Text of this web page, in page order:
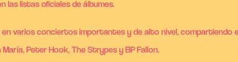
las listas oficiales de álbumes.
varios conciertos importantes y de alto nivel, compartiendo
Peter Hook, The Strypes y BP Fallon.